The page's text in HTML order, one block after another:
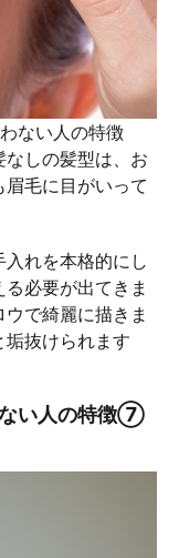
ない人の特徴
しの髪型は、お
毛に目がいって
れを本格的にし
必要が出てきま
で綺麗に描きま
垢抜けられます
ない人の特徴⑦